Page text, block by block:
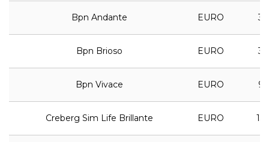
Bpn Andante EURO
Bpn Brioso EURO
Bpn Vivace EURO
Creberg Sim Life Brillante EURO